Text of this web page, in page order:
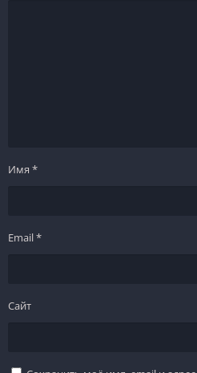
Имя *
Email*
Сайт